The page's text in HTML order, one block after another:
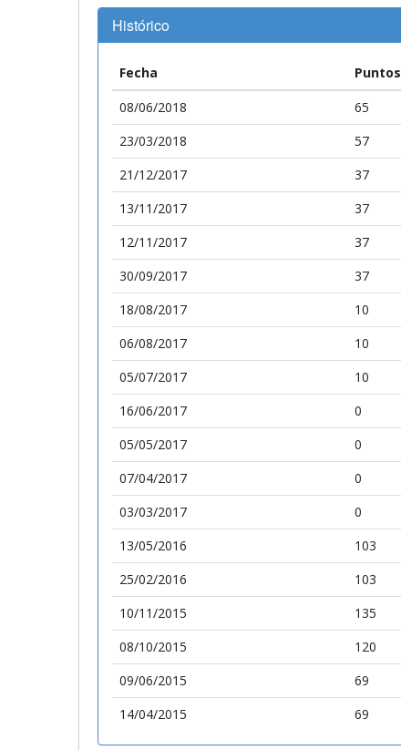
Histórico
Fecha Puntos
08/06/2018
65
23/03/2018
57
21/12/2017
37
13/11/2017
37
12/11/2017
37
30/09/2017
37
18/08/2017
10
06/08/2017
10
05/07/2017
10
16/06/2017
0
05/05/2017
0
07/04/2017
0
03/03/2017
0
13/05/2016
103
25/02/2016
103
10/11/2015
135
08/10/2015
120
09/06/2015
69
14/04/2015
69